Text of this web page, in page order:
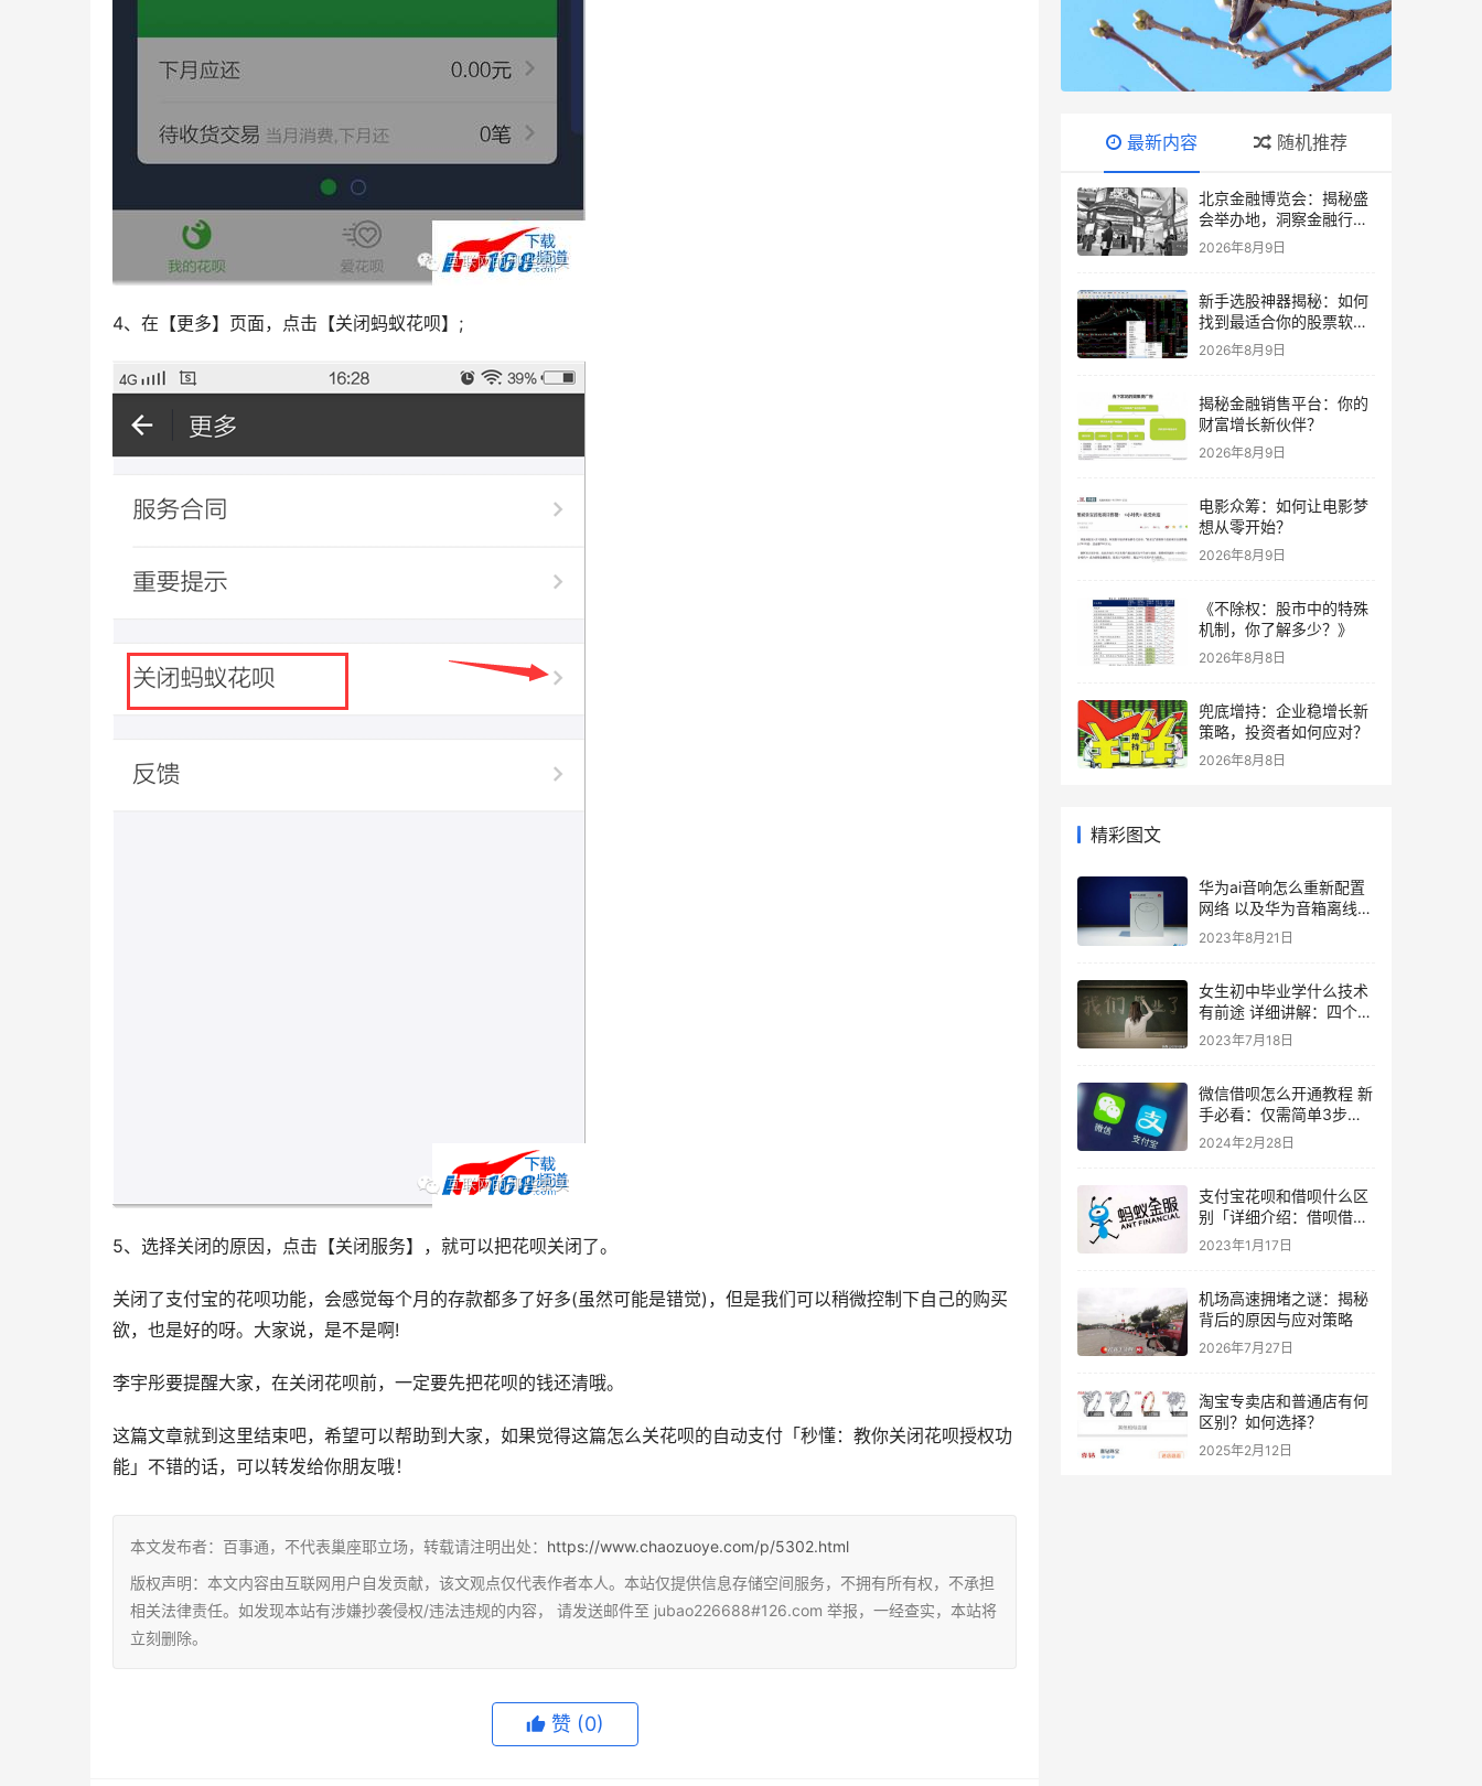
4、在【更多】页面，点击【关闭蚂蚁花呗】;
5、选择关闭的原因，点击【关闭服务】，就可以把花呗关闭了。
关闭了支付宝的花呗功能，会感觉每个月的存款都多了好多(虽然可能是错觉)，但是我们可以稍微控制下自己的购买
欲，也是好的呀。大家说，是不是啊!
李宇彤要提醒大家，在关闭花呗前，一定要先把花呗的钱还清哦。
这篇文章就到这里结束吧，希望可以帮助到大家，如果觉得这篇怎么关花呗的自动支付「秒懂：教你关闭花呗授权功
能」不错的话，可以转发给你朋友哦！
本文发布者：百事通，不代表巢座耶立场，转载请注明出处： https://www.chaozuoye.com/p/5302.html
版权声明：本文内容由互联网用户自发贡献，该文观点仅代表作者本人。本站仅提供信息存储空间服务，不拥有所有权，不承担
相关法律责任。如发现本站有涉嫌抄袭侵权/违法违规的内容， 请发送邮件至 jubao226688#126.com 举报，一经查实，本站将
立刻删除。
赞 (0)
最新内容 随机推荐
北京金融博览会：揭秘盛
会举办地，洞察金融行业
新风向
2026年8月9日
新手选股神器揭秘：如何
找到最适合你的股票软
件？
2026年8月9日
揭秘金融销售平台：你的
财富增长新伙伴？
2026年8月9日
电影众筹：如何让电影梦
想从零开始？
2026年8月9日
《不除权：股市中的特殊
机制，你了解多少？》
2026年8月8日
兜底增持：企业稳增长新
策略，投资者如何应对？
2026年8月8日
精彩图文
华为ai音响怎么重新配置
网络 以及华为音箱离线后
再次连接的教程
2023年8月21日
女生初中毕业学什么技术
有前途 详细讲解：四个热
门专业初中生也可报考
2023年7月18日
微信借呗怎么开通教程 新
手必看：仅需简单3步即
可开通
2024年2月28日
支付宝花呗和借呗什么区
别「详细介绍：借呗借一
万一年的利息」
2023年1月17日
机场高速拥堵之谜：揭秘
背后的原因与应对策略
2026年7月27日
淘宝专卖店和普通店有何
区别？如何选择？
2025年2月12日